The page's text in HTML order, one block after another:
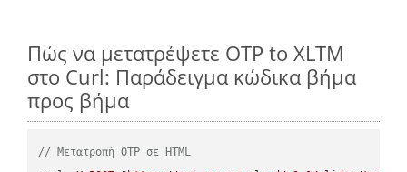
Πώς να μετατρέψετε OTP to XLTM
στο Curl: Παράδειγμα κώδικα βήμα
προς βήμα
// Μετατροπή OTP σε HTML